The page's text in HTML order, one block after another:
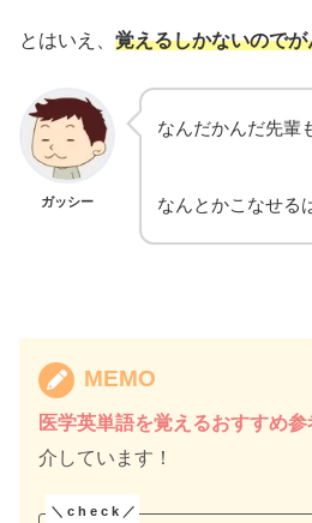
とはいえ、 覚えるしかないので
ガッシー
なんだかんだ先輩
なんとかこなせる
MEMO
医学英単語を覚えるおすすめ参
介しています！